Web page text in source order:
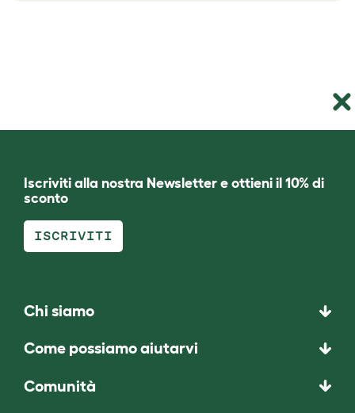
Iscriviti alla nostra Newsletter e ottieni il 10% di
sconto
ISCRIVITI
Chi siamo
Come possiamo aiutarvi
Comunità